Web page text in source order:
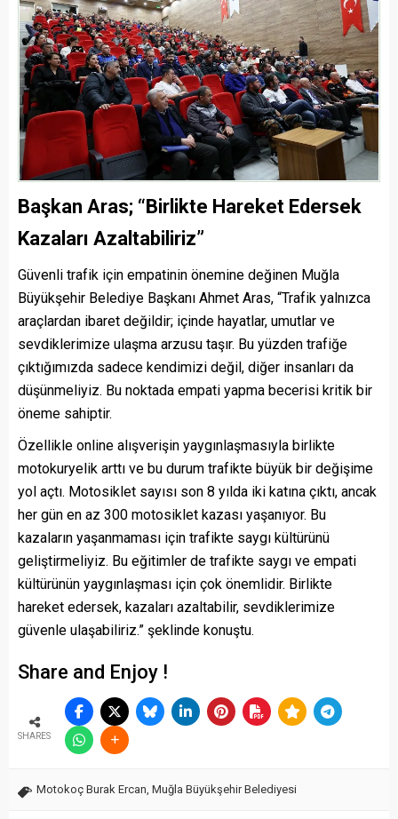
Başkan Aras; “Birlikte Hareket Edersek
Kazaları Azaltabiliriz”
Güvenli trafik için empatinin önemine değinen Muğla
Büyükşehir Belediye Başkanı Ahmet Aras, “Trafik yalnızca
araçlardan ibaret değildir; içinde hayatlar, umutlar ve
sevdiklerimize ulaşma arzusu taşır. Bu yüzden trafiğe
çıktığımızda sadece kendimizi değil, diğer insanları da
düşünmeliyiz. Bu noktada empati yapma becerisi kritik bir
öneme sahiptir.
Özellikle online alışverişin yaygınlaşmasıyla birlikte
motokuryelik arttı ve bu durum trafikte büyük bir değişime
yol açtı. Motosiklet sayısı son 8 yılda iki katına çıktı, ancak
her gün en az 300 motosiklet kazası yaşanıyor. Bu
kazaların yaşanmaması için trafikte saygı kültürünü
geliştirmeliyiz. Bu eğitimler de trafikte saygı ve empati
kültürünün yaygınlaşması için çok önemlidir. Birlikte
hareket edersek, kazaları azaltabilir, sevdiklerimize
güvenle ulaşabiliriz.” şeklinde konuştu.
Share and Enjoy !
SHARES
Motokoç Burak Ercan, Muğla Büyükşehir Belediyesi